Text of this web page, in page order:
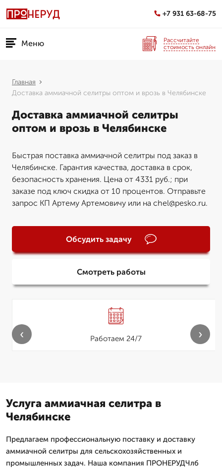
+7 931 63-68-75
Меню
Рассчитайте
стоимость онлайн
Главная
Доставка аммиачной селитры оптом и врозь в Челябинске
Доставка аммиачной селитры
оптом и врозь в Челябинске
Быстрая поставка аммиачной селитры под заказ в
Челябинске. Гарантия качества, доставка в срок,
безопасность хранения. Цена от 4331 руб.; при
заказе под ключ скидка от 10 процентов. Отправьте
запрос КП Артему Артемовичу или на chel@pesko.ru.
Обсудить задачу
Смотреть работы
Работаем 24/7
‹ ›
Услуга аммиачная селитра в
Челябинске
Предлагаем профессиональную поставку и доставку
аммиачной селитры для сельскохозяйственных и
промышленных задач. Наша компания ПРОНЕРУДЧлб